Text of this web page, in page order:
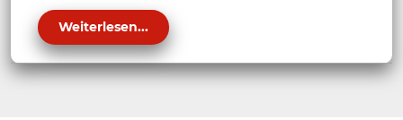
Weiterlesen...